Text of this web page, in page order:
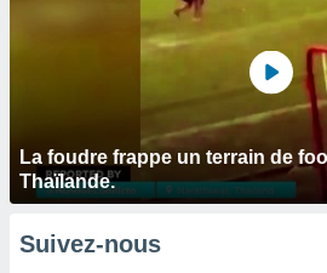
La foudre frappe un terrain de
Thaïlande.
Suivez-nous